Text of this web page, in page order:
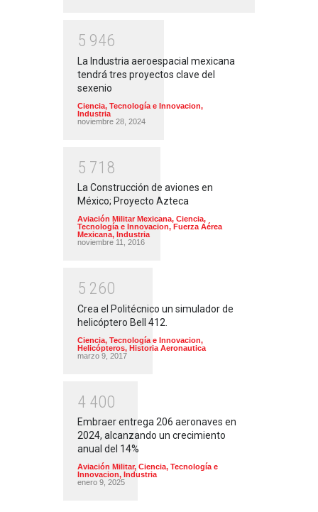
5 946
La Industria aeroespacial mexicana
tendrá tres proyectos clave del
sexenio
Ciencia, Tecnología e Innovacion,
Industria
noviembre 28, 2024
5 71 8
La Construcción de aviones en
México; Proyecto Azteca
Aviación Militar Mexicana, Ciencia,
Tecnología e Innovacion, Fuerza Aérea
Mexicana, Industria
noviembre 11, 2016
5 260
Crea el Politécnico un simulador de
helicóptero Bell 412.
Ciencia, Tecnología e Innovacion,
Helicópteros, Historia Aeronautica
marzo 9, 2017
4 400
Embraer entrega 206 aeronaves en
2024, alcanzando un crecimiento
anual del 14%
Aviación Militar, Ciencia, Tecnología e
Innovacion, Industria
enero 9, 2025